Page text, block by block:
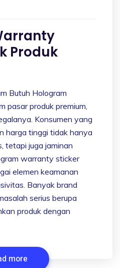
Produk
Butuh Hologram
pasar produk premium,
Konsumen yang
harga tinggi tidak hanya
tetapi juga jaminan
warranty sticker
elemen keamanan
Banyak brand
serius berupa
produk dengan
more